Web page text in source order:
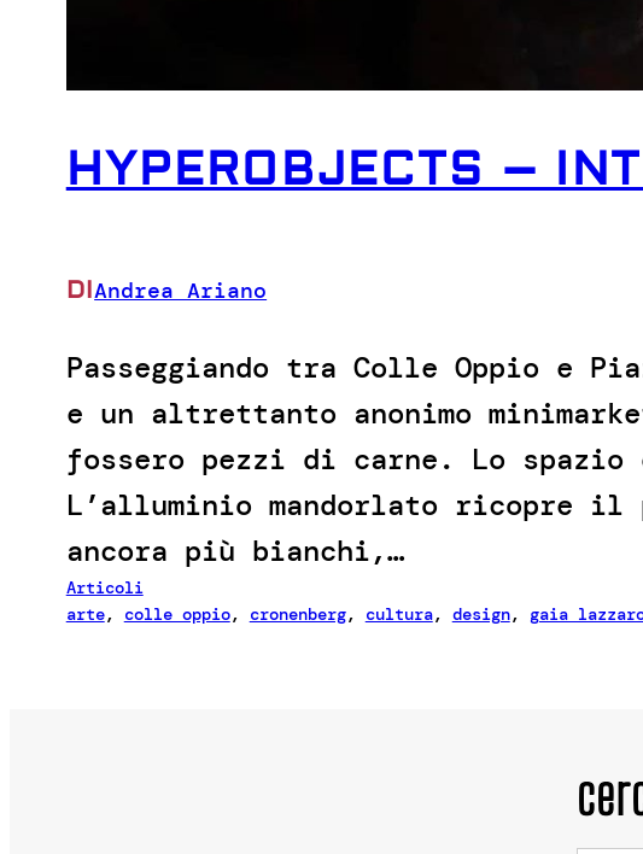
HYPEROBJECTS –
DIAndrea Ariano
Passeggiando tra Colle Oppio e
e un altrettanto anonimo
fossero pezzi di carne. Lo
L’alluminio mandorlato ricopre il
ancora più bianchi,…
Articoli
arte, colle oppio, cronenberg, cultura, design, gaia